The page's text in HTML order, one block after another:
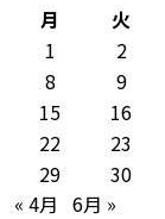
月
火
1
2
8
9
15
16
22
23
29
30
« 4月 6月 »